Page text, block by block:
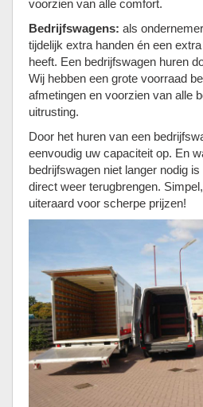
voorzien van alle comfort.
Bedrijfswagens: als
tijdelijk extra handen én een
heeft. Een bedrijfswagen huren
Wij hebben een grote voorraad
afmetingen en voorzien van alle
uitrusting.
Door het huren van een
eenvoudig uw capaciteit op. En
bedrijfswagen niet langer nodig
direct weer terugbrengen.
uiteraard voor scherpe prijzen!